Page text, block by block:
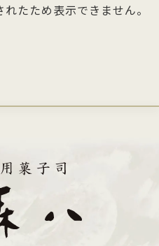
たため表示できません。